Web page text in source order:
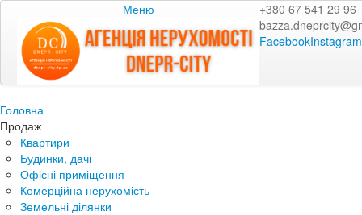
Меню
+380 67 541 29 96
FacebookInstagram
Головна
Продаж
Квартири
Будинки, дачі
Офісні приміщення
Комерційна нерухомість
Земельні ділянки